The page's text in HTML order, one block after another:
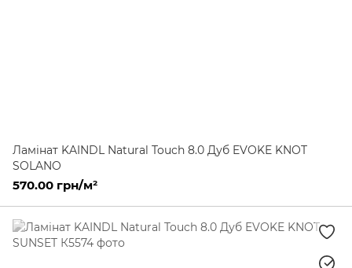
Ламінат KAINDL Natural Touch 8.0 Дуб EVOKE KNOT
SOLANO
570.00 грн/м²